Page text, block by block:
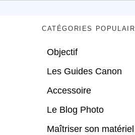
CATÉGORIES
Objectif
Les Guides Canon
Accessoire
Le Blog Photo
Maîtriser son matériel